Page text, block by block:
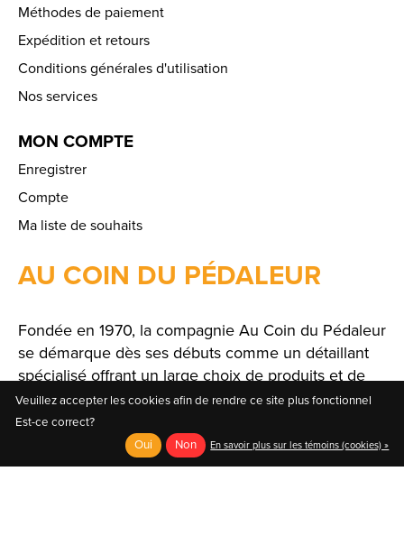
Méthodes de paiement
Expédition et retours
Conditions générales d'utilisation
Nos services
MON COMPTE
Enregistrer
Compte
Ma liste de souhaits
AU COIN DU PÉDALEUR
Fondée en 1970, la compagnie Au Coin du Pédaleur
se démarque dès ses débuts comme un détaillant
spécialisé offrant un large choix de produits et de
solutions.
Veuillez accepter les cookies afin de rendre ce site plus fonctionnel
Est-ce correct?
Oui
Non En savoir plus sur les témoins (cookies) »